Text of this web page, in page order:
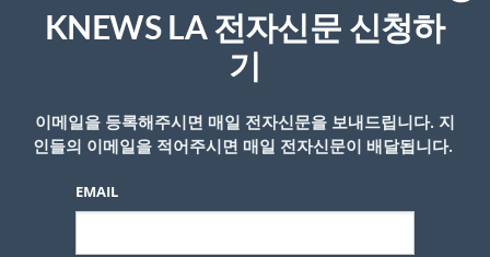
KNEWS LA 전자신문 신청하
기
이메일을 등록해주시면 매일 전자신문을 보내드립니다. 지
인들의 이메일을 적어주시면 매일 전자신문이 배달됩니다.
EMAIL